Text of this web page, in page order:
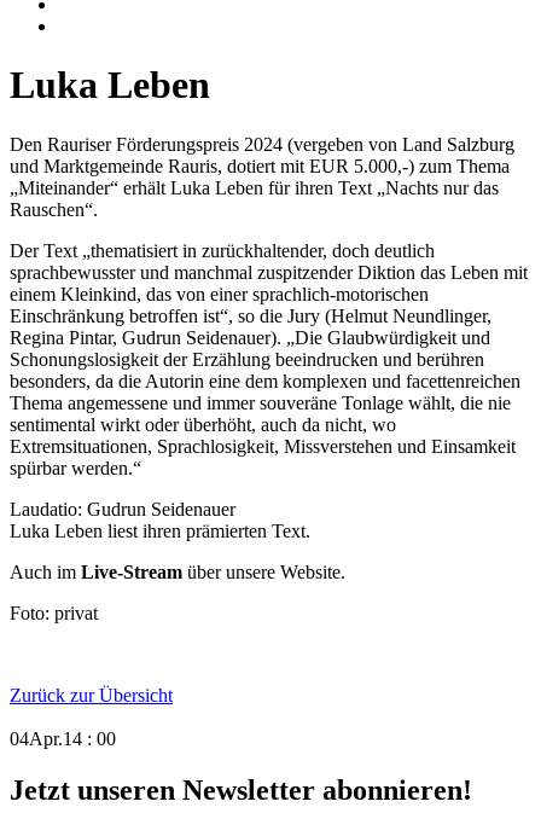
Luka Leben
Den Rauriser Förderungspreis 2024 (vergeben von Land Salzburg
und Marktgemeinde Rauris, dotiert mit EUR 5.000,-) zum Thema
„Miteinander“ erhält Luka Leben für ihren Text „Nachts nur das
Rauschen“.
Der Text „thematisiert in zurückhaltender, doch deutlich
sprachbewusster und manchmal zuspitzender Diktion das Leben mit
einem Kleinkind, das von einer sprachlich-motorischen
Einschränkung betroffen ist“, so die Jury (Helmut Neundlinger,
Regina Pintar, Gudrun Seidenauer). „Die Glaubwürdigkeit und
Schonungslosigkeit der Erzählung beeindrucken und berühren
besonders, da die Autorin eine dem komplexen und facettenreichen
Thema angemessene und immer souveräne Tonlage wählt, die nie
sentimental wirkt oder überhöht, auch da nicht, wo
Extremsituationen, Sprachlosigkeit, Missverstehen und Einsamkeit
spürbar werden.“
Laudatio: Gudrun Seidenauer
Luka Leben liest ihren prämierten Text.
Auch im Live-Stream über unsere Website.
Foto: privat
Zurück zur Übersicht
04Apr.14 : 00
Jetzt unseren Newsletter abonnieren!